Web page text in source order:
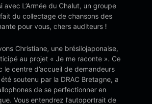
L’Armée du Chalut, un groupe
du collectage de chansons des
pour vous, chers auditeurs !
Christiane, une brésilojaponaise,
au projet « Je me raconte ». Ce
centre d’accueil de demandeurs
soutenu par la DRAC Bretagne, a
de se perfectionner en
Vous entendrez l’autoportrait de